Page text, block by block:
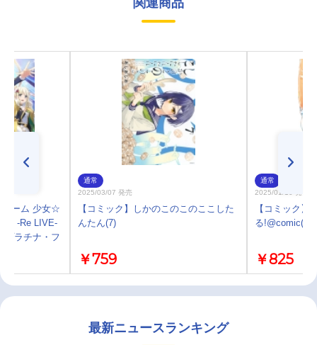
関連商品
ゲーム 少女☆
ト -Re LIVE-
プラチナ・フ
通常
2025/03/07 発売
【コミック】しかのこのこのここした
んたん(7)
￥759
通常
2025/01/10 発売
【コミック】
る!@comic(4)
￥825
最新ニュースランキング